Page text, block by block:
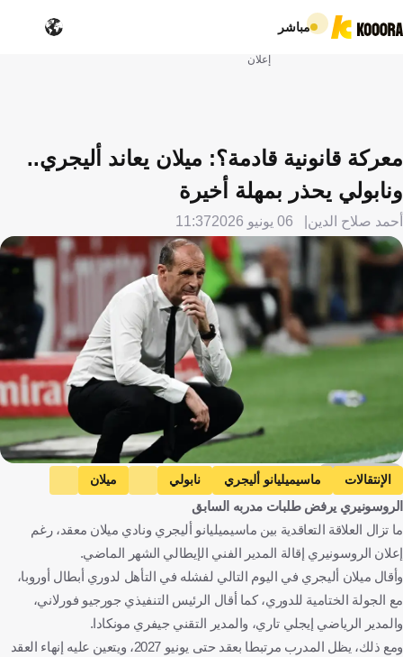
مباشر
إعلان
معركة قانونية قادمة؟: ميلان يعاند أليجري..
ونابولي يحذر بمهلة أخيرة
أحمد صلاح الدين 06 يونيو 2026 11:37
Getty Images
الإنتقالات ماسيميليانو أليجري نابولي
ميلان
الدوري الإيطالي
إيطاليا كرة قدم
الروسونيري يرفض طلبات مدربه السابق
ما تزال العلاقة التعاقدية بين ماسيميليانو أليجري ونادي ميلان معقد، رغم
إعلان الروسونيري إقالة المدير الفني الإيطالي الشهر الماضي.
وأقال ميلان أليجري في اليوم التالي لفشله في التأهل لدوري أبطال أوروبا،
مع الجولة الختامية للدوري، كما أقال الرئيس التنفيذي جورجيو فورلاني،
والمدير الرياضي إيجلي تاري، والمدير التقني جيفري مونكادا.
ومع ذلك، يظل المدرب مرتبطا بعقد حتى يونيو 2027، ويتعين عليه إنهاء العقد